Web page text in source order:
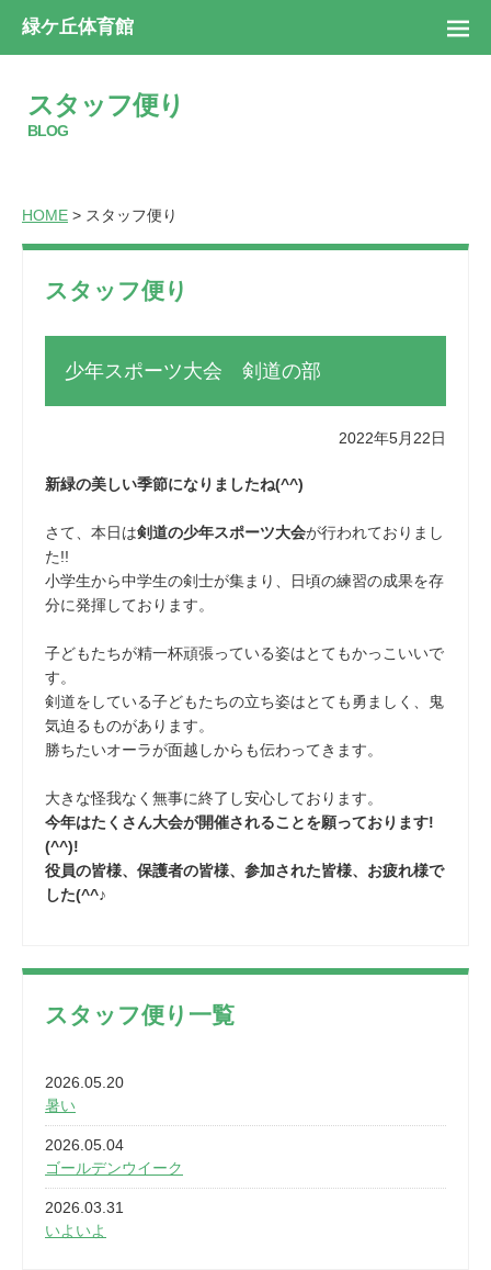
緑ケ丘体育館
スタッフ便り
BLOG
HOME > スタッフ便り
スタッフ便り
少年スポーツ大会 剣道の部
2022年5月22日
新緑の美しい季節になりましたね(^^)
さて、本日は剣道の少年スポーツ大会が行われておりまし
た!!
小学生から中学生の剣士が集まり、日頃の練習の成果を存
分に発揮しております。
子どもたちが精一杯頑張っている姿はとてもかっこいいで
す。
剣道をしている子どもたちの立ち姿はとても勇ましく、鬼
気迫るものがあります。
勝ちたいオーラが面越しからも伝わってきます。
大きな怪我なく無事に終了し安心しております。
今年はたくさん大会が開催されることを願っております!
(^^)!
役員の皆様、保護者の皆様、参加された皆様、お疲れ様で
した(^^♪
スタッフ便り一覧
2026.05.20
暑い
2026.05.04
ゴールデンウイーク
2026.03.31
いよいよ